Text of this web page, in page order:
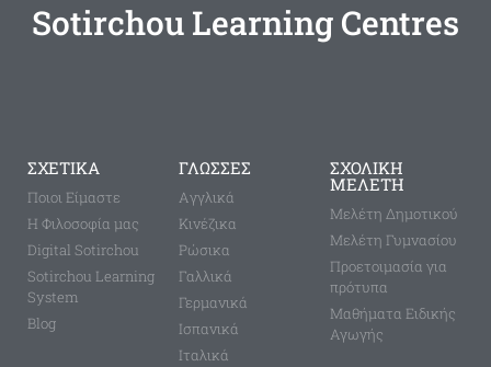
Sotirchou Learning Centres
ΣΧΕΤΙΚΑ
Ποιοι Είμαστε
Η Φιλοσοφία μας
Digital Sotirchou
Sotirchou Learning
System
Blog
ΓΛΩΣΣΕΣ
Aγγλικά
Κινέζικα
Ρώσικα
Γαλλικά
Γερμανικά
Ισπανικά
Ιταλικά
ΣΧΟΛΙΚΗ
ΜΕΛΕΤΗ
Μελέτη Δημοτικού
Μελέτη Γυμνασίου
Προετοιμασία για
πρότυπα
Μαθήματα Ειδικής
Αγωγής